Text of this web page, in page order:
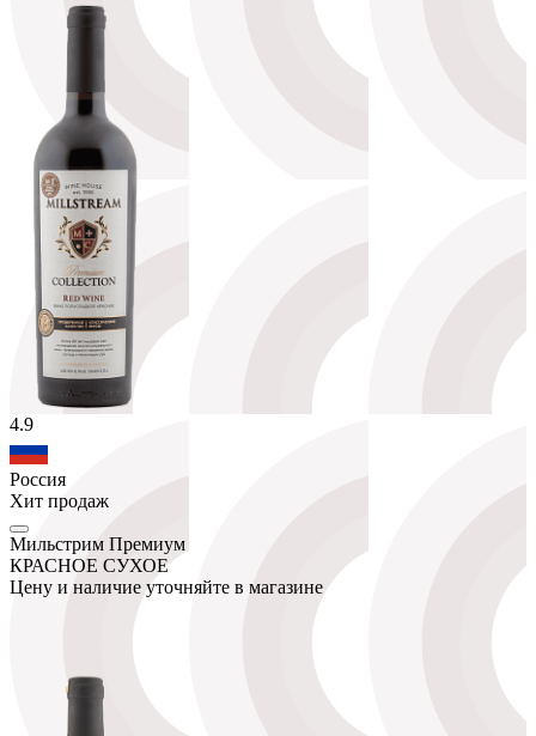
4.9
Россия
Хит продаж
Мильстрим Премиум
КРАСНОЕ СУХОЕ
Цену и наличие уточняйте в магазине